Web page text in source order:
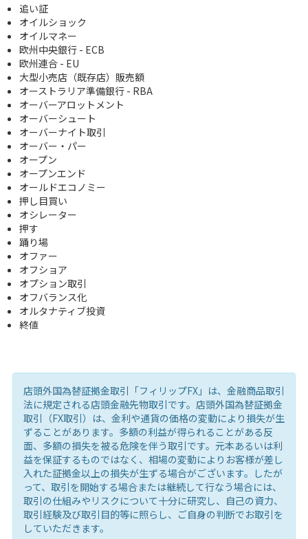
追い証
オイルショック
オイルマネー
欧州中央銀行 - ECB
欧州連合 - EU
大型小売店（既存店）販売額
オーストラリア準備銀行 - RBA
オーバーアロットメント
オーバーシュート
オーバーナイト取引
オーバー・パー
オープン
オープンエンド
オールドエコノミー
押し目買い
オシレーター
押す
踊り場
オファー
オフショア
オプション取引
オフバランス化
オルタナティブ投資
終値
店頭外国為替証拠金取引「フィリップFX」は、金融商品取引
法に規定される店頭金融先物取引です。店頭外国為替証拠金
取引（FX取引）は、金利や通貨の価格の変動により損失が生
ずることがあります。多額の利益が得られることがある反
面、多額の損失を被る危険を伴う取引です。元本あるいは利
益を保証するものではなく、相場の変動によりお客様が差し
入れた証拠金以上の損失が生ずる場合がございます。したが
って、取引を開始する場合または継続して行なう場合には、
取引の仕組みやリスクについて十分に研究し、自己の資力、
取引経験及び取引目的等に照らし、ご自身の判断でお取引を
していただきます。